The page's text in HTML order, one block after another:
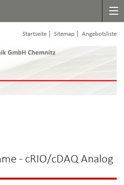
Startseite Sitemap Angebotsliste
- cRIO/cDAQ Analog